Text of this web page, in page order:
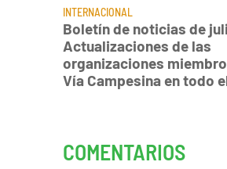
INTERNACIONAL
Boletín de noticias de
Actualizaciones de las
organizaciones
Vía Campesina en todo
COMENTARIOS